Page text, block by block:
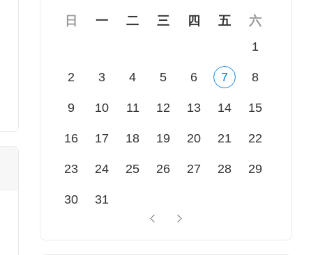
日 一 二 三 四 五
六
1
2 3 4 5 6 7 8
9 10 11 12 13 14 15
16 17 18 19 20 21 22
23 24 25 26 27 28 29
30 31